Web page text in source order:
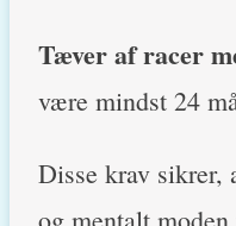
Tæver af racer
være mindst 24
Disse krav sikrer,
og mentalt